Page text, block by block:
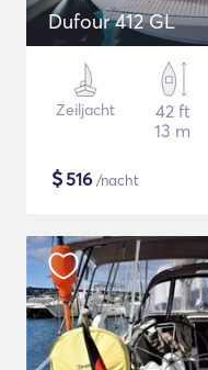
Dufour 412 GL
Zeiljacht
42 ft
13 m
$516 /nacht